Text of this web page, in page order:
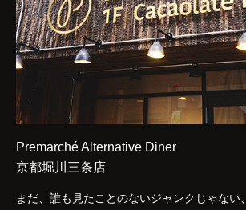
Premarché Alternative Diner
京都堀川三条店
まだ、誰も見たことのないジャンクじゃない、